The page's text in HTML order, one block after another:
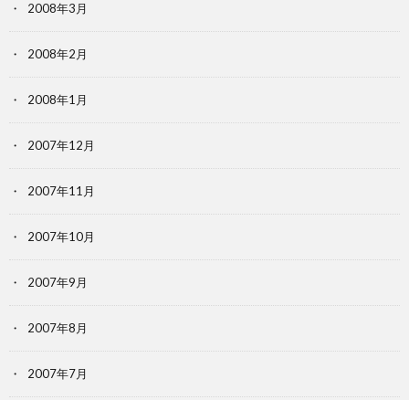
2008年3月
2008年2月
2008年1月
2007年12月
2007年11月
2007年10月
2007年9月
2007年8月
2007年7月